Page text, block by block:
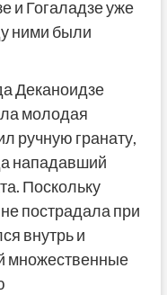
и Гогаладзе уже
ними были
Деканоидзе
молодая
ручную гранату,
нападавший
Поскольку
пострадала при
внутрь и
множественные